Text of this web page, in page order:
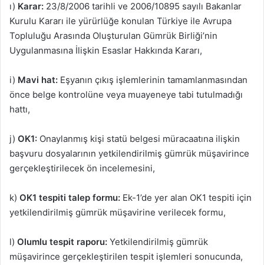
ı) Karar: 23/8/2006 tarihli ve 2006/10895 sayılı Bakanlar
Kurulu Kararı ile yürürlüğe konulan Türkiye ile Avrupa
Topluluğu Arasında Oluşturulan Gümrük Birliği’nin
Uygulanmasına İlişkin Esaslar Hakkında Kararı,
i) Mavi hat: Eşyanın çıkış işlemlerinin tamamlanmasından
önce belge kontrolüne veya muayeneye tabi tutulmadığı
hattı,
j) OK1: Onaylanmış kişi statü belgesi müracaatına ilişkin
başvuru dosyalarının yetkilendirilmiş gümrük müşavirince
gerçekleştirilecek ön incelemesini,
k) OK1 tespiti talep formu: Ek-1’de yer alan OK1 tespiti için
yetkilendirilmiş gümrük müşavirine verilecek formu,
l) Olumlu tespit raporu: Yetkilendirilmiş gümrük
müşavirince gerçekleştirilen tespit işlemleri sonucunda,